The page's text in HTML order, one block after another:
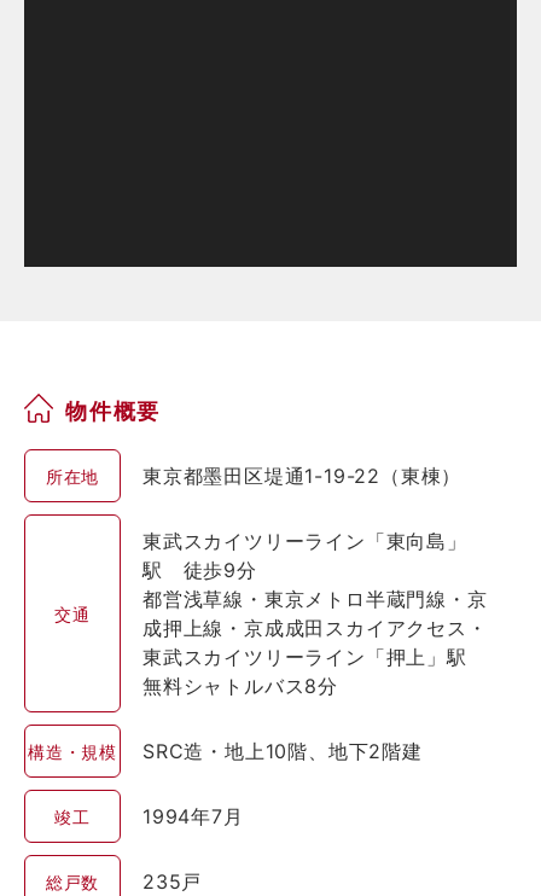
物件概要
所在地 東京都墨田区堤通1-19-22（東棟）
交通
東武スカイツリーライン「東向島」
駅 徒歩9分
都営浅草線・東京メトロ半蔵門線・京
成押上線・京成成田スカイアクセス・
東武スカイツリーライン「押上」駅
無料シャトルバス8分
構造・規模 SRC造・地上10階、地下2階建
竣工 1994年7月
総戸数 235戸